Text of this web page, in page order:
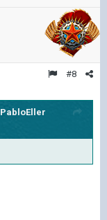
#8
PabloEller